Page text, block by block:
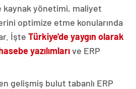
kaynak yönetimi, maliyet
optimize etme konularında
İşte Türkiye'de yaygın olarak
yazılımlarıve ERP
gelişmiş bulut tabanlı ERP